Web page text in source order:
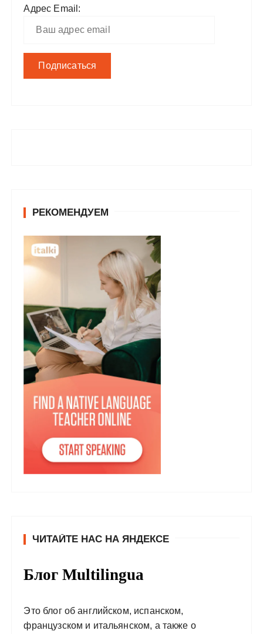
Адрес Email:
РЕКОМЕНДУЕМ
ЧИТАЙТЕ НАС НА ЯНДЕКСЕ
Блог Multilingua
Это блог об английском, испанском,
французском и итальянском, а также о